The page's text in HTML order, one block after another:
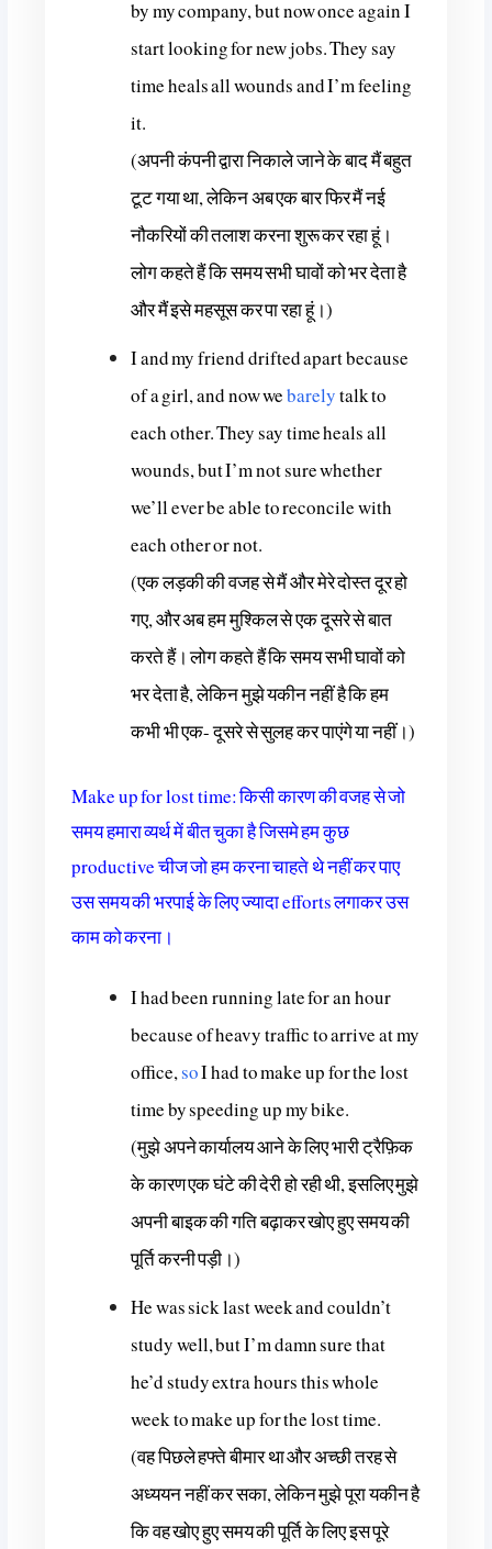
by my company, but now once again I
start looking for new jobs. They say
time heals all wounds and I’m feeling
it.
(अपनी कंपनी द्वारा निकाले जाने के बाद मैं बहुत
टूट गया था, लेकिन अब एक बार फिर मैं नई
नौकरियों की तलाश करना शुरू कर रहा हूं।
लोग कहते हैं कि समय सभी घावों को भर देता है
और मैं इसे महसूस कर पा रहा हूं।)
I and my friend drifted apart because
of a girl, and now webarelytalk to
each other. They say time heals all
wounds, but I’m not sure whether
we’ll ever be able to reconcile with
each other or not.
(एक लड़की की वजह से मैं और मेरे दोस्त दूर हो
गए, और अब हम मुश्किल से एक दूसरे से बात
करते हैं। लोग कहते हैं कि समय सभी घावों को
भर देता है, लेकिन मुझे यकीन नहीं है कि हम
कभी भी एक- दूसरे से सुलह कर पाएंगे या नहीं।)
Make up for lost time: किसी कारण की वजह से जो
समय हमारा व्यर्थ में बीत चुका है जिसमे हम कुछ
productive चीज जो हम करना चाहते थे नहीं कर पाए
उस समय की भरपाई के लिए ज्यादा efforts लगाकर उस
काम को करना।
I had been running late for an hour
because of heavy traffic to arrive at my
office,soI had to make up for the lost
time by speeding up my bike.
(मुझे अपने कार्यालय आने के लिए भारी ट्रैफ़िक
के कारण एक घंटे की देरी हो रही थी, इसलिए मुझे
अपनी बाइक की गति बढ़ाकर खोए हुए समय की
पूर्ति करनी पड़ी।)
He was sick last week and couldn’t
study well, but I’m damn sure that
he’d study extra hours this whole
week to make up for the lost time.
(वह पिछले हफ्ते बीमार था और अच्छी तरह से
अध्ययन नहीं कर सका, लेकिन मुझे पूरा यकीन है
कि वह खोए हुए समय की पूर्ति के लिए इस पूरे